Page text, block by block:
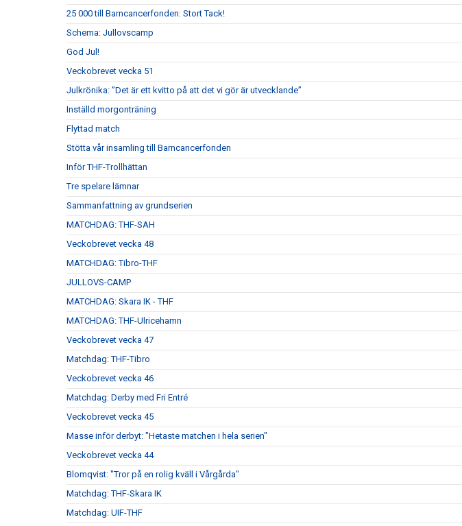
25 000 till Barncancerfonden: Stort Tack!
Schema: Jullovscamp
God Jul!
Veckobrevet vecka 51
Julkrönika: ”Det är ett kvitto på att det vi gör är utvecklande”
Inställd morgonträning
Flyttad match
Stötta vår insamling till Barncancerfonden
Inför THF-Trollhättan
Tre spelare lämnar
Sammanfattning av grundserien
MATCHDAG: THF-SAH
Veckobrevet vecka 48
MATCHDAG: Tibro-THF
JULLOVS-CAMP
MATCHDAG: Skara IK - THF
MATCHDAG: THF-Ulricehamn
Veckobrevet vecka 47
Matchdag: THF-Tibro
Veckobrevet vecka 46
Matchdag: Derby med Fri Entré
Veckobrevet vecka 45
Masse inför derbyt: "Hetaste matchen i hela serien"
Veckobrevet vecka 44
Blomqvist: "Tror på en rolig kväll i Vårgårda"
Matchdag: THF-Skara IK
Matchdag: UIF-THF